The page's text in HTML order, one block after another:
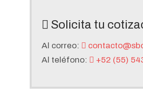
Solicita tu
Al correo:
Al teléfono:
+52 (55)